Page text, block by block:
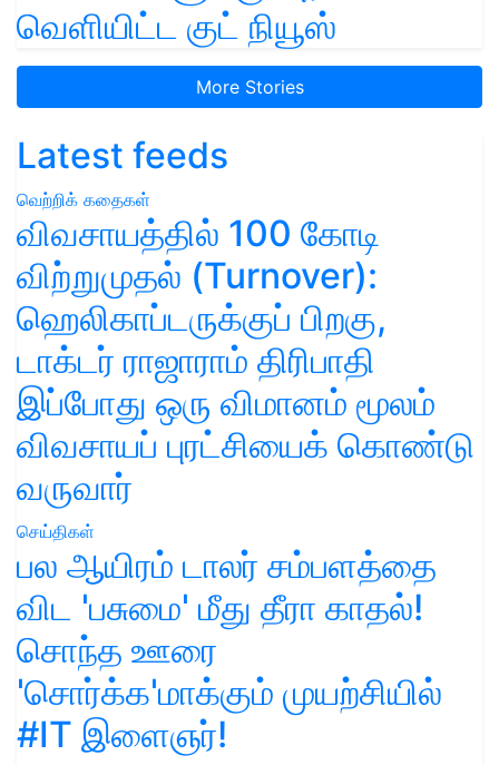
வெளியிட்ட குட் நியூஸ்
More Stories
Latest feeds
வெற்றிக் கதைகள்
விவசாயத்தில் 100 கோடி
விற்றுமுதல் (Turnover):
ஹெலிகாப்டருக்குப் பிறகு,
டாக்டர் ராஜாராம் திரிபாதி
இப்போது ஒரு விமானம் மூலம்
விவசாயப் புரட்சியைக் கொண்டு
வருவார்
செய்திகள்
பல ஆயிரம் டாலர் சம்பளத்தை
விட 'பசுமை' மீது தீரா காதல்!
சொந்த ஊரை
'சொர்க்க'மாக்கும் முயற்சியில்
#IT இளைஞர்!